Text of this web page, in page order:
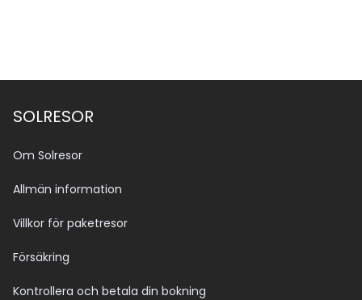
SOLRESOR
Om Solresor
Allmän information
Villkor för paketresor
Försäkring
Kontrollera och betala din bokning